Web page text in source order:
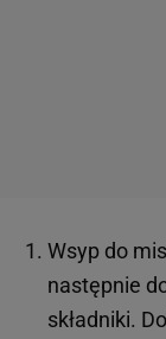
Wsyp do
następnie
składniki.